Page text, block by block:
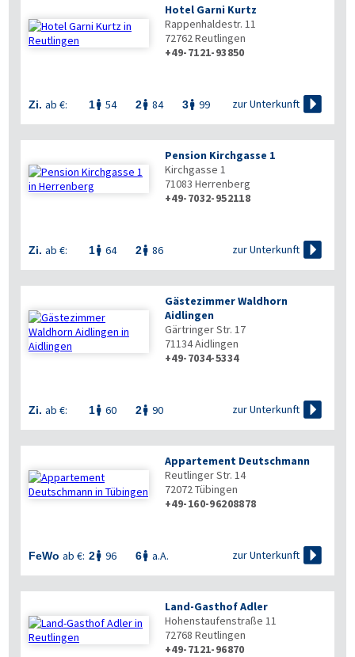
Hotel Garni Kurtz
Rappenhaldestr. 11
72762Reutlingen
+49-7121-93850
Zi. ab €: 1 54 2 84 3 99 zur Unterkunft 
Pension Kirchgasse 1
Kirchgasse 1
71083 Herrenberg
+49-7032-952118
Zi. ab €: 1 64 2 86 zur Unterkunft 
Gästezimmer Waldhorn
Aidlingen
Gärtringer Str. 17
71134Aidlingen
+49-7034-5334
Zi. ab €: 1 60 2 90 zur Unterkunft 
Appartement Deutschmann
Reutlinger Str. 14
72072Tübingen
+49-160-96208878
FeWo ab €: 2 96 6 a.A. zur Unterkunft 
Land-Gasthof Adler
Hohenstaufenstraße 11
72768 Reutlingen
+49-7121-96870